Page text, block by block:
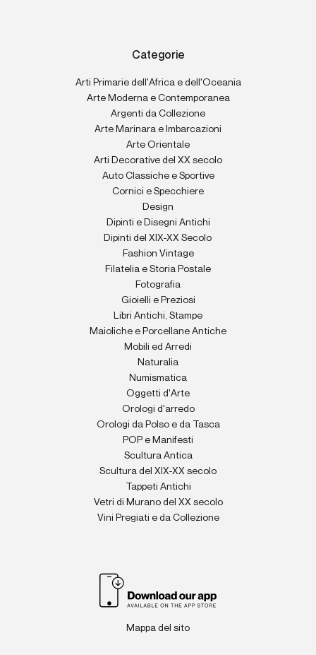
Categorie
Arti Primarie dell'Africa e dell'Oceania
Arte Moderna e Contemporanea
Argenti da Collezione
Arte Marinara e Imbarcazioni
Arte Orientale
Arti Decorative del XX secolo
Auto Classiche e Sportive
Cornici e Specchiere
Design
Dipinti e Disegni Antichi
Dipinti del XIX-XX Secolo
Fashion Vintage
Filatelia e Storia Postale
Fotografia
Gioielli e Preziosi
Libri Antichi, Stampe
Maioliche e Porcellane Antiche
Mobili ed Arredi
Naturalia
Numismatica
Oggetti d'Arte
Orologi d'arredo
Orologi da Polso e da Tasca
POP e Manifesti
Scultura Antica
Scultura del XIX-XX secolo
Tappeti Antichi
Vetri di Murano del XX secolo
Vini Pregiati e da Collezione
Mappa del sito